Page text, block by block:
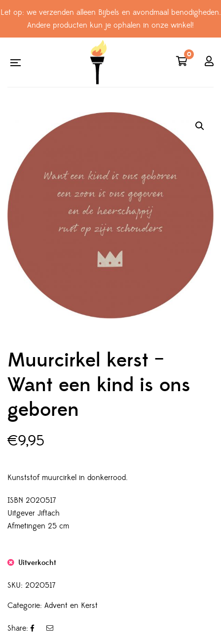
Let op: we verzenden alleen Bijbels en avondmaal benodigheden.
Andere producten kun je ophalen in onze winkel!
0
Muurcirkel kerst –
Want een kind is ons
geboren
€9,95
Kunststof muurcirkel in donkerrood.
ISBN 2020517
Uitgever Jiftach
Afmetingen 25 cm
Uitverkocht
SKU: 2020517
Categorie: Advent en Kerst
Share: